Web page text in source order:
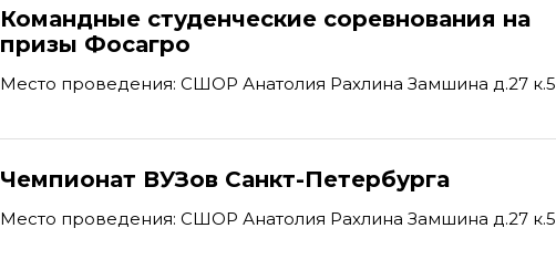
Командные студенческие соревнования на
призы Фосагро
Место проведения: СШОР Анатолия Рахлина Замшина д.27 к.5
Чемпионат ВУЗов Санкт-Петербурга
Место проведения: СШОР Анатолия Рахлина Замшина д.27 к.5